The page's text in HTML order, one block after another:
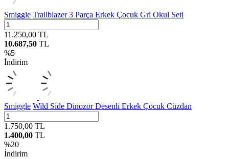
Smiggle Trailblazer 3 Parça Erkek Çocuk Gri Okul Seti
11.250,00 TL
10.687,50 TL
%5
İndirim
Smiggle Wild Side Dinozor Desenli Erkek Çocuk Cüzdan
1.750,00 TL
1.400,00 TL
%20
İndirim